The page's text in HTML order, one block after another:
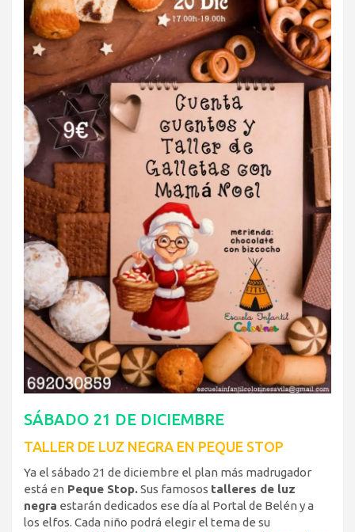
SÁBADO 21 DE DICIEMBRE
TALLER DE LUZ NEGRA EN PEQUE STOP
Ya el sábado 21 de diciembre el plan más madrugador
está en Peque Stop.Sus famosos talleres de luz
negra estarán dedicados ese día al Portal de Belén y a
los elfos. Cada niño podrá elegir el tema de su